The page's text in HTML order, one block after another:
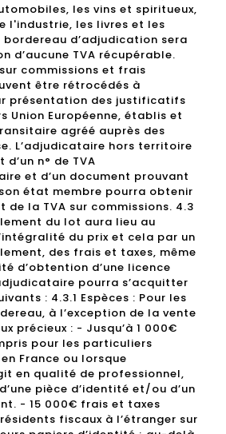
les vins et spiritueux,
l'industrie, les livres et les
bordereau d’adjudication sera
d’aucune TVA récupérable.
commissions et frais
être rétrocédés à
présentation des justificatifs
Union Européenne, établis et
agréé auprès des
L’adjudicataire hors territoire
n° de TVA
et d’un document prouvant
état membre pourra obtenir
de la TVA sur commissions. 4.3
du lot aura lieu au
du prix et cela par un
des frais et taxes, même
d’obtention d’une licence
pourra s’acquitter
: 4.3.1 Espèces : Pour les
à l’exception de la vente
précieux : - Jusqu’à 1 000€
pour les particuliers
France ou lorsque
en qualité de professionnel,
pièce d’identité et/ou d’un
- 15 000€ frais et taxes
fiscaux à l’étranger sur